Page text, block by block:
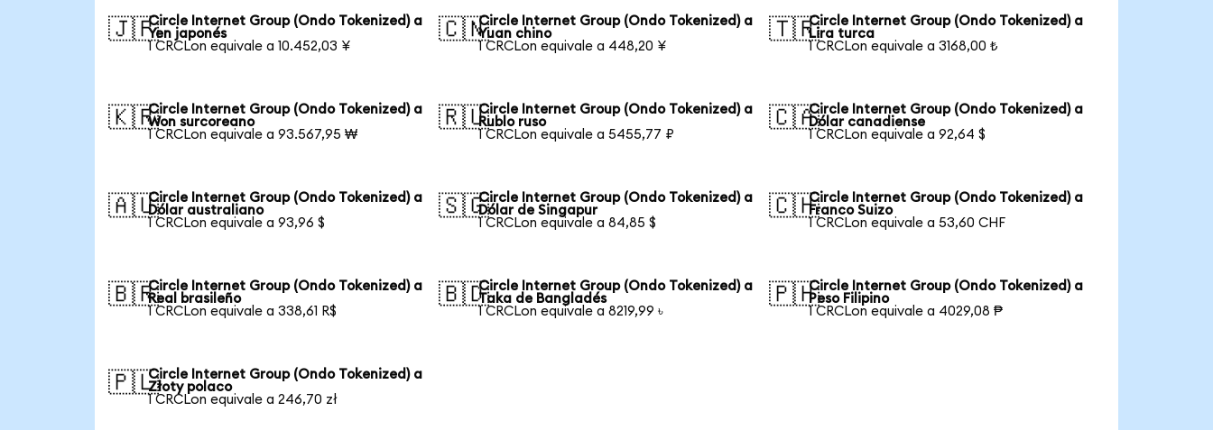
🇯🇵Circle Internet Group (Ondo Tokenized) a
Yen japonés
1 CRCLon equivale a 10.452,03 ¥
🇨🇳Circle Internet Group (Ondo Tokenized) a
Yuan chino
1 CRCLon equivale a 448,20 ¥
🇹🇷Circle Internet Group (Ondo Tokenized) a
Lira turca
1 CRCLon equivale a 3168,00 ₺
🇰🇷Circle Internet Group (Ondo Tokenized) a
Won surcoreano
1 CRCLon equivale a 93.567,95 ₩
🇷🇺Circle Internet Group (Ondo Tokenized) a
Rublo ruso
1 CRCLon equivale a 5455,77 ₽
🇨🇦Circle Internet Group (Ondo Tokenized) a
Dólar canadiense
1 CRCLon equivale a 92,64 $
🇦🇺Circle Internet Group (Ondo Tokenized) a
Dólar australiano
1 CRCLon equivale a 93,96 $
🇸🇬Circle Internet Group (Ondo Tokenized) a
Dólar de Singapur
1 CRCLon equivale a 84,85 $
🇨🇭Circle Internet Group (Ondo Tokenized) a
Franco Suizo
1 CRCLon equivale a 53,60 CHF
🇧🇷Circle Internet Group (Ondo Tokenized) a
Real brasileño
1 CRCLon equivale a 338,61 R$
🇧🇩Circle Internet Group (Ondo Tokenized) a
Taka de Bangladés
1 CRCLon equivale a 8219,99 ৳
🇵🇭Circle Internet Group (Ondo Tokenized) a
Peso Filipino
1 CRCLon equivale a 4029,08 ₱
🇵🇱Circle Internet Group (Ondo Tokenized) a
Złoty polaco
1 CRCLon equivale a 246,70 zł